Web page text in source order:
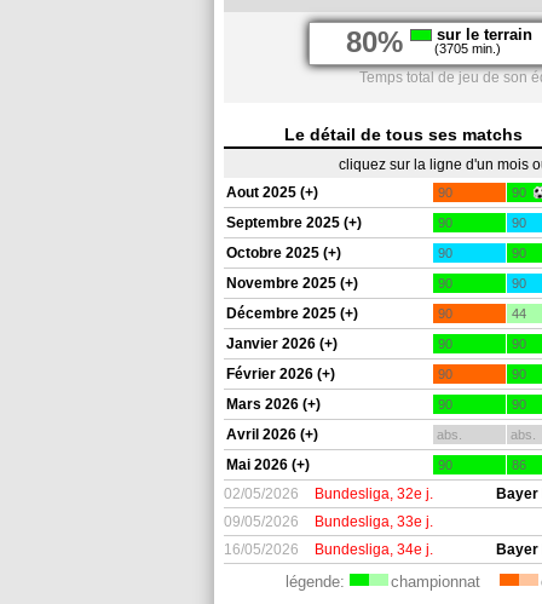
80% sur le terrain
(3705 min.)
Temps total de jeu de son
Le détail de tous ses matchs
cliquez sur la ligne d'un mois
Aout 2025 (+)
90 90
Septembre 2025 (+) 90 90
Octobre 2025 (+) 90 90
Novembre 2025 (+) 90 90
Décembre 2025 (+) 90 44
Janvier 2026 (+) 90 90
Février 2026 (+) 90 90
Mars 2026 (+) 90 90
Avril 2026 (+) abs. abs.
Mai 2026 (+) 90 86
02/05/2026 Bundesliga, 32e j.
09/05/2026
Bundesliga, 33e j.
16/05/2026
Bundesliga, 34e j.
légende: championnat